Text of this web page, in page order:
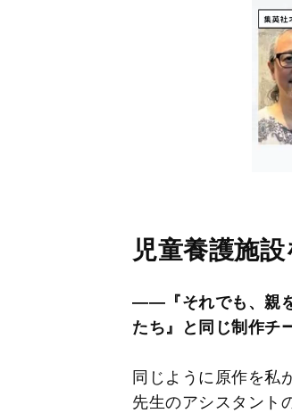
児童養護施
――『それでも、親
たち』と同じ制作チ
同じように原作を私
先生のアシスタント